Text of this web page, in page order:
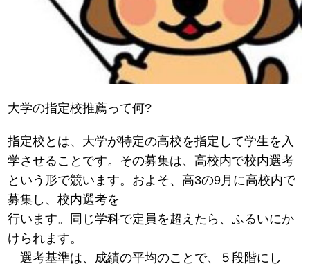
大学の指定校推薦って何?
指定校とは、大学が特定の高校を指定して学生を入
学させることです。その募集は、高校内で校内選考
という形で競います。およそ、高3の9月に高校内で
募集し、校内選考を
行います。同じ学科で定員を超えたら、ふるいにか
けられます。
選考基準は、成績の平均のことで、５段階にし